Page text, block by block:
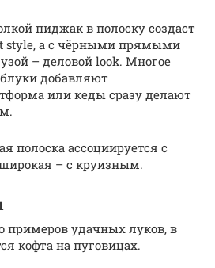
пиджак в полоску создаст
style, а с чёрными прямыми
– деловой look. Многое
добавляют
или кеды сразу делают
полоска ассоциируется с
– с круизным.
примеров удачных луков, в
кофта на пуговицах.